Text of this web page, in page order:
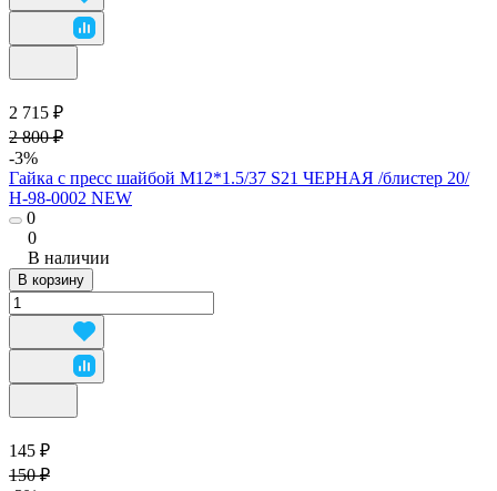
2 715 ₽
2 800 ₽
-3%
Гайка с пресс шайбой М12*1.5/37 S21 ЧЕРНАЯ /блистер 20/
H-98-0002 NEW
0
0
В наличии
В корзину
145 ₽
150 ₽